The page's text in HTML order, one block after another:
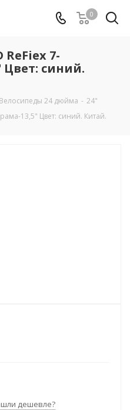
0
7-
Цвет: синий.
Велосипеды 24 дюйма - 24"
13,5" Цвет: синий. Китай.
дешевле?